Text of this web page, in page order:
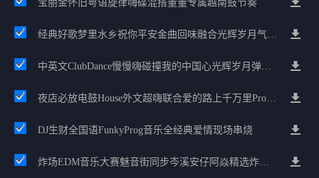
宝丽金怀旧粤语旋律嗨碟混搭董董专属越南鼓节奏
经典好歌梦里水乡祝你平安金曲回味融合光辉岁月气氛中文兄弟串烧
中英文ClubDance慢慢嗨碰撞我的中国心光辉岁月弹鼓车载
夜店必放电鼓House外文超嗨联合爱的路上千万里Prog包房漫步上头
DJ生财全国语FunkyProg音乐全经典爱情现场串烧
炸场EDM音乐大赛魅音街同步岑溪安仔阿焱精选炸场歌路串烧